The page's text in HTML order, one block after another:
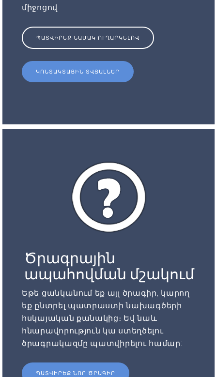
միջոցով
ՊԱՏՎԻՐԵՔ ՆԱՄԱԿ ՈՒՂԱՐԿԵԼՈՎ
ԿՈՆՏԱԿՏԱՅԻՆ ՏՎՅԱԼՆԵՐ
Ծրագրային
ապահովման մշակում
Եթե ցանկանում եք այլ ծրագիր, կարող
եք ընտրել պատրաստի նախագծերի
հսկայական քանակից։ Եվ նաև
հնարավորություն կա ստեղծելու
ծրագրակազմը պատվիրելու համար:
ՊԱՏՎԻՐԵՔ ՆՈՐ ԾՐԱԳԻՐ